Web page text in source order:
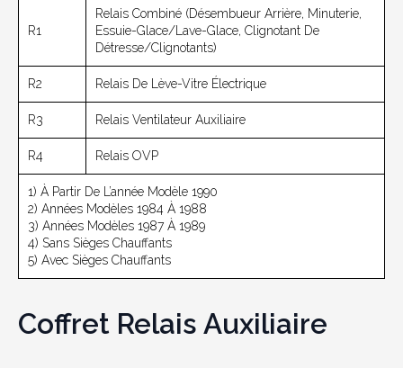
R1
Relais Combiné (désembueur Arrière, Minuterie,
Essuie-Glace/lave-Glace, Clignotant De
Détresse/clignotants)
R2 Relais De Lève-Vitre Électrique
R3 Relais Ventilateur Auxiliaire
R4 Relais OVP
1) À Partir De L’année Modèle 1990
2) Années Modèles 1984 À 1988
3) Années Modèles 1987 À 1989
4) Sans Sièges Chauffants
5) Avec Sièges Chauffants
Coffret Relais Auxiliaire